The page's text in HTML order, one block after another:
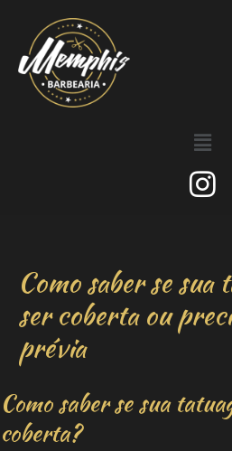
Como saber se sua
ser coberta ou
prévia
Como saber se sua
coberta?